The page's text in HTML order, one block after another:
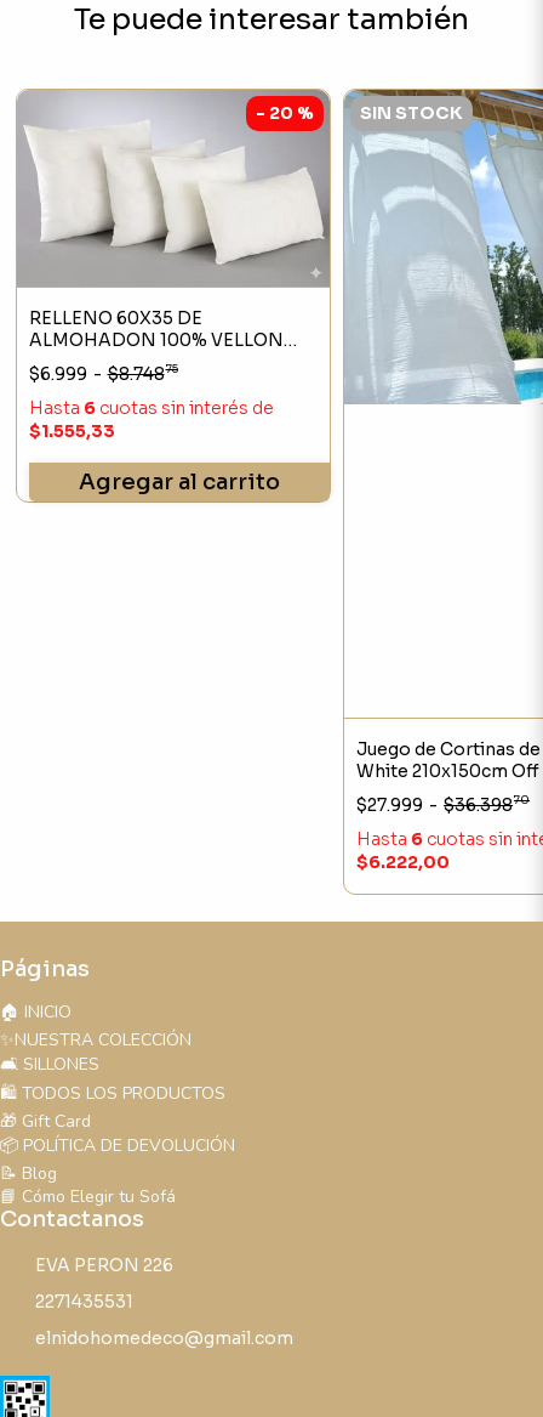
Te puede interesar también
- 20 %
RELLENO 60X35 DE
ALMOHADON 100% VELLON
PREMIUM BIEN MULLIDO
$6.999 - $8.74875
Hasta 6cuotas sin interés de
$1.555,33
Agregar al carrito
SIN STOCK
Juego de Cortinas de
White 210x150cm
Sistema Barral
$27.999 - $36.39870
Hasta 6 cuotas sin
$6.222,00
Páginas
🏠 INICIO
✨NUESTRA COLECCIÓN
🛋️ SILLONES
🛍️ TODOS LOS PRODUCTOS
🎁 Gift Card
📦 POLÍTICA DE DEVOLUCIÓN
📝 Blog
📘 Cómo Elegir tu Sofá
Contactanos
EVA PERON 226
2271435531
elnidohomedeco@gmail.com